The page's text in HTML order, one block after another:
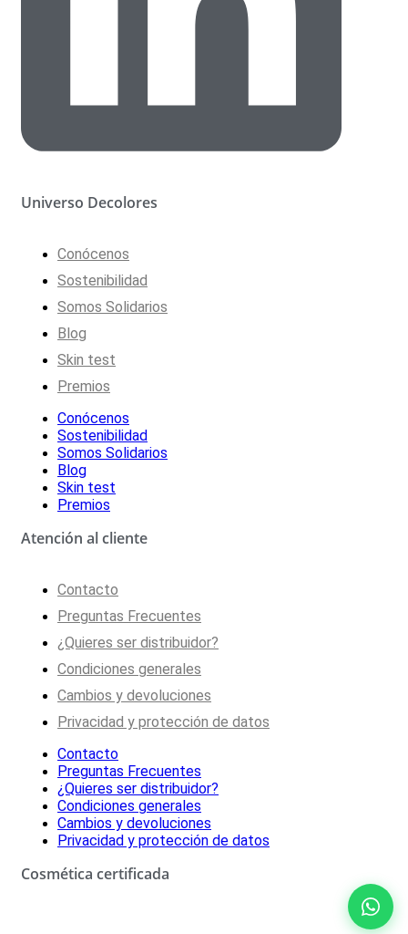
Universo Decolores
Conócenos
Sostenibilidad
Somos Solidarios
Blog
Skin test
Premios
Conócenos
Sostenibilidad
Somos Solidarios
Blog
Skin test
Premios
Atención al cliente
Contacto
Preguntas Frecuentes
¿Quieres ser distribuidor?
Condiciones generales
Cambios y devoluciones
Privacidad y protección de datos
Contacto
Preguntas Frecuentes
¿Quieres ser distribuidor?
Condiciones generales
Cambios y devoluciones
Privacidad y protección de datos
Cosmética certificada